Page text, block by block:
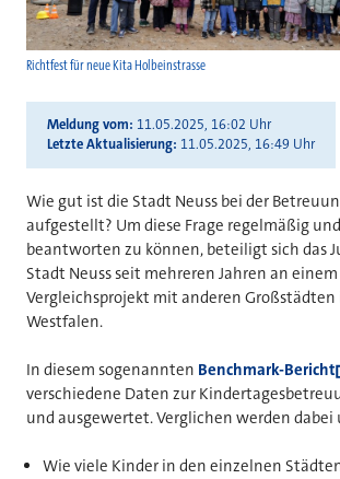
Richtfest für neue Kita Holbeinstrasse
Meldung vom 11.05.2025, 16:02 Uhr
Letzte Aktualisierung 11.05.2025, 16:49 Uhr
Wie gut ist die Stadt Neuss bei der
aufgestellt? Um diese Frage regelmäßig
beantworten zu können, beteiligt sich das
Stadt Neuss seit mehreren Jahren an einem
Vergleichsprojekt mit anderen
Westfalen.
In diesem sogenannten Benchmark-Bericht
verschiedene Daten zur
und ausgewertet. Verglichen werden
Wie viele Kinder in den einzelnen